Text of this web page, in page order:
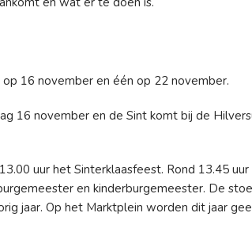
16 november en één op 22 november.
16 november en de Sint komt bij de
uur het Sinterklaasfeest. Rond 13.45
en kinderburgemeester. De
jaar. Op het Marktplein worden dit jaar